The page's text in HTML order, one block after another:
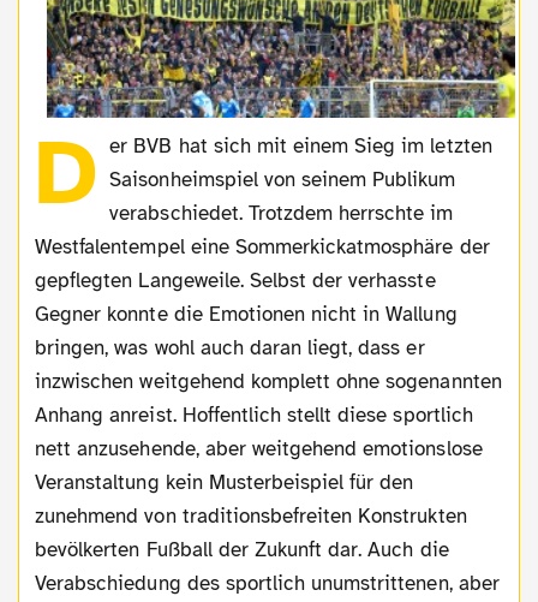
D er BVB hat sich mit einem Sieg im letzten
Saisonheimspiel von seinem Publikum
verabschiedet. Trotzdem herrschte im
Westfalentempel eine Sommerkickatmosphäre der
gepflegten Langeweile. Selbst der verhasste
Gegner konnte die Emotionen nicht in Wallung
bringen, was wohl auch daran liegt, dass er
inzwischen weitgehend komplett ohne sogenannten
Anhang anreist. Hoffentlich stellt diese sportlich
nett anzusehende, aber weitgehend emotionslose
Veranstaltung kein Musterbeispiel für den
zunehmend von traditionsbefreiten Konstrukten
bevölkerten Fußball der Zukunft dar. Auch die
Verabschiedung des sportlich unumstrittenen, aber